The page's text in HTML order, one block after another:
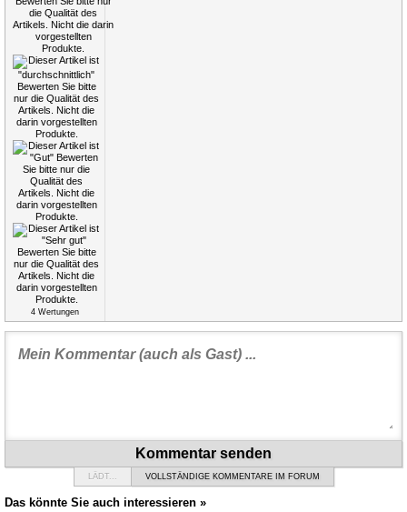
4 Wertungen
Kommentar senden
LÄDT... VOLLSTÄNDIGE KOMMENTARE IM FORUM
Das könnte Sie auch interessieren »